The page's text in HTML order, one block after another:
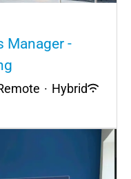
Manager -
· Hybrid